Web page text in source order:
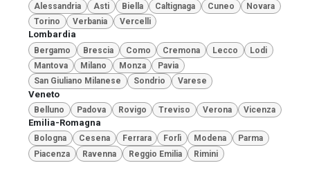
Alessandria Asti Biella Caltignaga Cuneo
Novara
Torino
Verbania Vercelli
Lombardia
Bergamo Brescia Como Cremona Lecco
Lodi
Mantova
Milano Monza
Pavia
San Giuliano Milanese
Sondrio Varese
Veneto
Belluno Padova Rovigo Treviso Verona Vicenza
Emilia-Romagna
Bologna Cesena Ferrara Forlì Modena
Parma
Piacenza
Ravenna Reggio Emilia Rimini